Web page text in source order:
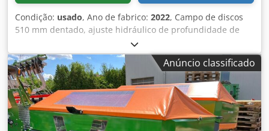
Condição: usado, Ano de fabrico: 2022, Campo de discos
510 mm dentado, ajuste hidráulico de profundidade de
trabalho do campo de discos, ajuste hidráulico da
profundidade de trabalho da unidade niveladora, dentes
C-Mix-Ultra para Ceus 50, ajuste hidráulico de
profundidade de trabalho do campo de dentes com timão
hidráulico HD LÂMINA 80 mm (14/K1) Dwsdpfx Aaetz
Tplogea
Anúncio classificado